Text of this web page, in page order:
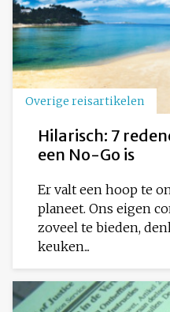
Overige reisartikelen
Hilarisch: 7
een No-Go is
Er valt een hoop te
planeet. Ons eigen
zoveel te bieden,
keuken...